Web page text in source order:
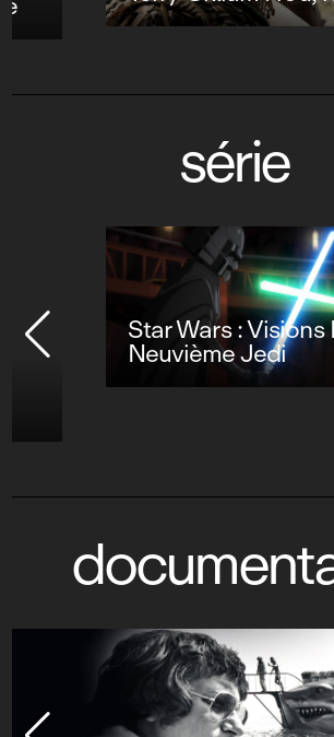
série
Star Wars : Visions
Neuvième Jedi